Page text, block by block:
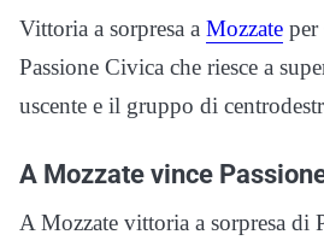
Vittoria a sorpresa a Mozzate per
Passione Civica che riesce a
uscente e il gruppo di
A Mozzate vince
A Mozzate vittoria a sorpresa di